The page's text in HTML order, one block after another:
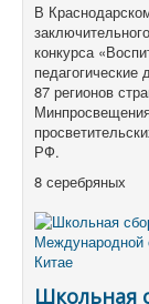
В
конкурса
87 регионов
РФ.
8 серебряных
Школьная